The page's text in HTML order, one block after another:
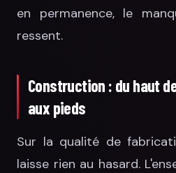
en permanence, le
ressent.
Construction : du haut
aux pieds
Sur la qualité de
laisse rien au hasard.